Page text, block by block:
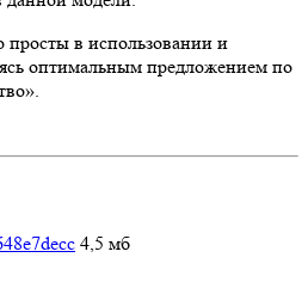
в использовании и
оптимальным предложением по
4,5 мб